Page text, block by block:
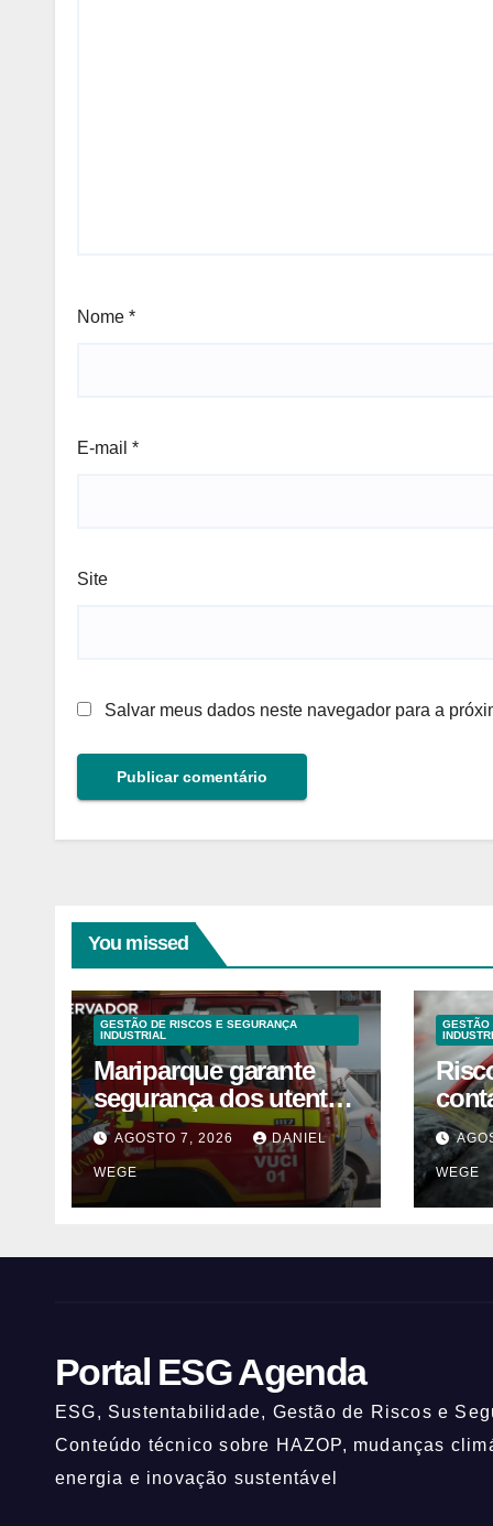
Nome *
E-mail *
Site
Salvar meus dados neste navegador para a
You missed
GESTÃO DE RISCOS E SEGURANÇA
INDUSTRIAL
Mariparque garante
segurança dos utentes
após acidente –
Observador
AGOSTO 7, 2026 DANIEL
WEGE
GESTÃO
WEGE
Portal ESG Agenda
ESG, Sustentabilidade, Gestão de Riscos e
Conteúdo técnico sobre HAZOP, mudanças
energia e inovação sustentável